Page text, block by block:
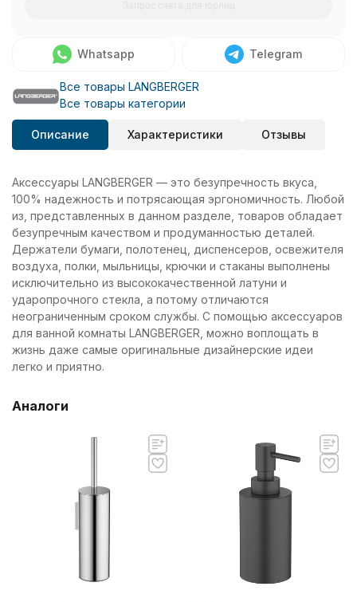
Whatsapp Telegram
Все товары LANGBERGER
Все товары категории
Описание Характеристики Отзывы
Аксессуары LANGBERGER — это безупречность вкуса,
100% надежность и потрясающая эргономичность. Любой
из, представленных в данном разделе, товаров обладает
безупречным качеством и продуманностью деталей.
Держатели бумаги, полотенец, диспенсеров, освежителя
воздуха, полки, мыльницы, крючки и стаканы выполнены
исключительно из высококачественной латуни и
ударопрочного стекла, а потому отличаются
неограниченным сроком службы. С помощью аксессуаров
для ванной комнаты LANGBERGER, можно воплощать в
жизнь даже самые оригинальные дизайнерские идеи
легко и приятно.
Аналоги